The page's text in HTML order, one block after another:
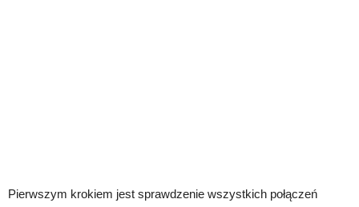
Pierwszym krokiem jest sprawdzenie wszystkich połączeń